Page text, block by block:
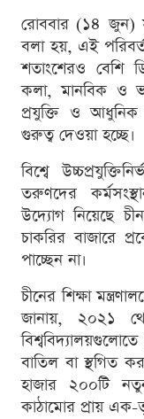
রোববার (১৪ জুন)
বলা হয়, এই
শতাংশেরও বেশি
কলা, মানবিক ও
প্রযুক্তি ও আধুনিক
গুরুত্ব দেওয়া হচ্ছে।
বিশ্বে
তরুণদের
উদ্যোগ নিয়েছে
চাকরির বাজারে
পাচ্ছেন না।
চীনের শিক্ষা
জানায়, ২০২১
বাতিল বা স্থগিত
হাজার ২০০টি
কাঠামোর প্রায় এক-